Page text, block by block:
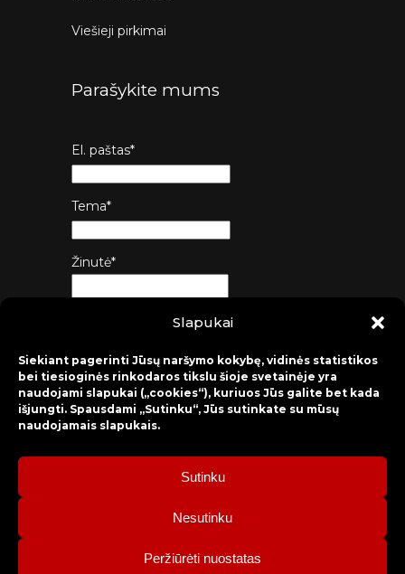
Slapukai
Siekiant pagerinti Jūsų naršymo kokybę, vidinės statistikos
bei tiesioginės rinkodaros tikslu šioje svetainėje yra
naudojami slapukai („cookies“), kuriuos Jūs galite bet kada
išjungti. Spausdami „Sutinku“, Jūs sutinkate su mūsų
naudojamais slapukais.
Sutinku
Nesutinku
Peržiūrėti nuostatas
Viešieji pirkimai
Parašykite mums
El. paštas*
Tema*
Žinutė*
2026 © Raseinių rajono kultūros centras